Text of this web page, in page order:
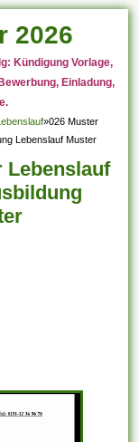
2026
Kündigung Vorlage,
Einladung,
»026 Muster
Lebenslauf Muster
Lebenslauf